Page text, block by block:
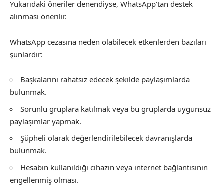
Yukarıdaki öneriler denendiyse, WhatsApp’tan destek
alınması önerilir.
WhatsApp cezasına neden olabilecek etkenlerden bazıları
şunlardır:
Başkalarını rahatsız edecek şekilde paylaşımlarda
bulunmak.
Sorunlu gruplara katılmak veya bu gruplarda uygunsuz
paylaşımlar yapmak.
Şüpheli olarak değerlendirilebilecek davranışlarda
bulunmak.
Hesabın kullanıldığı cihazın veya internet bağlantısının
engellenmiş olması.